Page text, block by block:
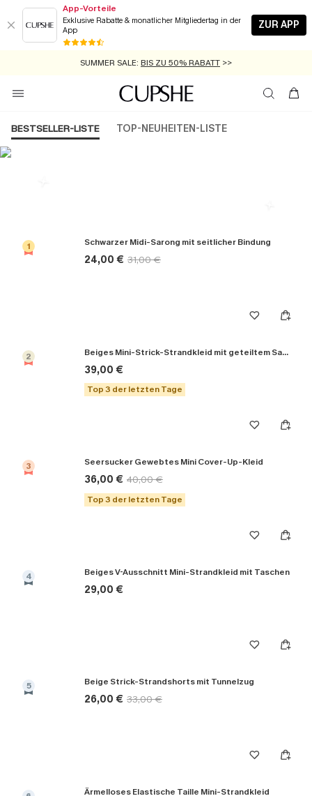
App-Vorteile
Exklusive Rabatte & monatlicher Mitgliedertag in der
App
ZUR APP
GRATIS MASSBAND MIT JEDEM SCHNELLVERSAND-ARTIKEL >>
SUMMER SALE: BIS ZU 50% RABATT >>
ZUM NEWSLETTER:BIS ZU -20% EXTRA ERHALTEN
KOSTENLOSER VERSAND AB 89 €
BESTSELLER-LISTE TOP-NEUHEITEN-LISTE
1 Schwarzer Midi-Sarong mit seitlicher Bindung
24,00 € 31,00 €
2 Beiges Mini-Strick-Strandkleid mit geteiltem Saum
39,00 €
Top 3 der letzten Tage
3 Seersucker Gewebtes Mini Cover-Up-Kleid
36,00 € 40,00 €
Top 3 der letzten Tage
4 Beiges V-Ausschnitt Mini-Strandkleid mit Taschen
29,00 €
5 Beige Strick-Strandshorts mit Tunnelzug
26,00 € 33,00 €
Ärmelloses Elastische Taille Mini-Strandkleid